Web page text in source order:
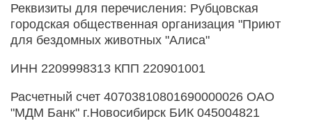
Реквизиты для перечисления: Рубцовская
городская общественная организация "Приют
для бездомных животных "Алиса"
ИНН 2209998313 КПП 220901001
Расчетный счет 40703810801690000026 ОАО
"МДМ Банк" г.Новосибирск БИК 045004821